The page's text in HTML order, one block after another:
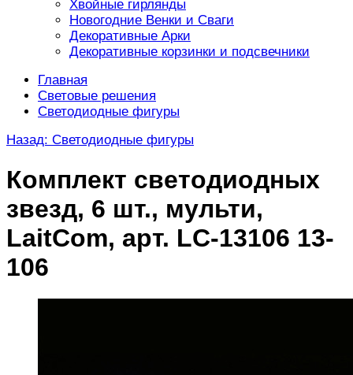
Хвойные гирлянды
Новогодние Венки и Сваги
Декоративные Арки
Декоративные корзинки и подсвечники
Главная
Световые решения
Светодиодные фигуры
Назад: Светодиодные фигуры
Комплект светодиодных
звезд, 6 шт., мульти,
LaitCom, арт. LC-13106 13-
106